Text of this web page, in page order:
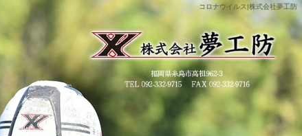
コロナウイルス|株式会社夢工防